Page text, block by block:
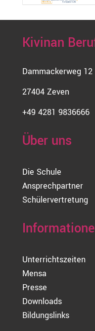
Kivinan
Dammackerweg 12
27404 Zeven
+49 4281 9836666
Über uns
Die Schule
Ansprechpartner
Schülervertretung
Unterrichtszeiten
Mensa
Presse
Downloads
Bildungslinks